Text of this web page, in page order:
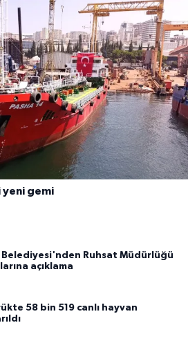
yeni gemi
Belediyesi'nden Ruhsat Müdürlüğü
açıklama
58 bin 519 canlı hayvan